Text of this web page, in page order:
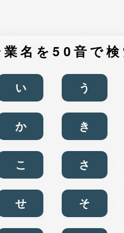
業名を50音で検
い う
か き
こ さ
せ そ